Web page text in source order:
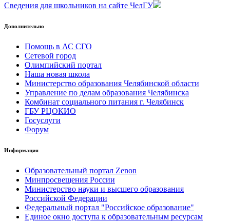
Сведения для школьников на сайте ЧелГУ
Дополнительно
Помощь в АС СГО
Сетевой город
Олимпийский портал
Наша новая школа
Министерство образования Челябинской области
Управление по делам образования Челябинска
Комбинат социального питания г. Челябинск
ГБУ РЦОКИО
Госуслуги
Форум
Информация
Образовательный портал Zenon
Минпросвещения России
Министерство науки и высшего образования
Российской Федерации
Федеральный портал "Российское образование"
Единое окно доступа к образовательным ресурсам